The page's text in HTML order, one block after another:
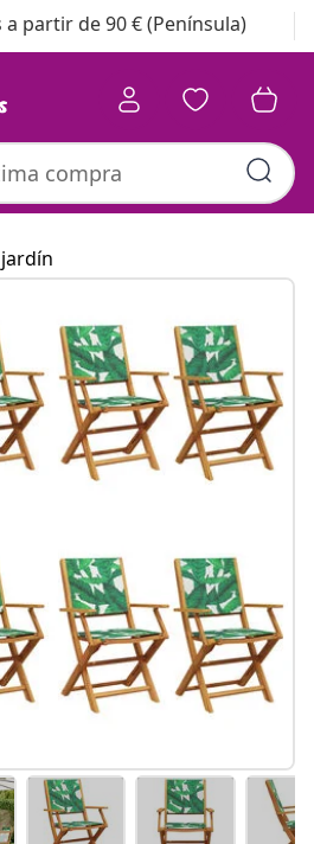
a partir de 90 € (Península)
Colección de